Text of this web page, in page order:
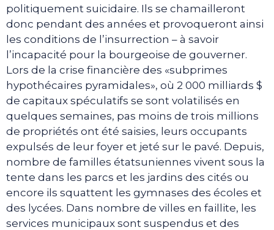
politiquement suicidaire. Ils se chamailleront
donc pendant des années et provoqueront ainsi
les conditions de l’insurrection – à savoir
l’incapacité pour la bourgeoise de gouverner.
Lors de la crise financière des «subprimes
hypothécaires pyramidales», où 2 000 milliards $
de capitaux spéculatifs se sont volatilisés en
quelques semaines, pas moins de trois millions
de propriétés ont été saisies, leurs occupants
expulsés de leur foyer et jeté sur le pavé. Depuis,
nombre de familles étatsuniennes vivent sous la
tente dans les parcs et les jardins des cités ou
encore ils squattent les gymnases des écoles et
des lycées. Dans nombre de villes en faillite, les
services municipaux sont suspendus et des